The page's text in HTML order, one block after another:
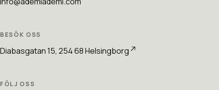
BESÖK OSS
Diabasgatan 15, 254 68 Helsingborg
FÖLJ OSS